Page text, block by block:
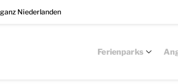
Niederlanden
Ferienparks